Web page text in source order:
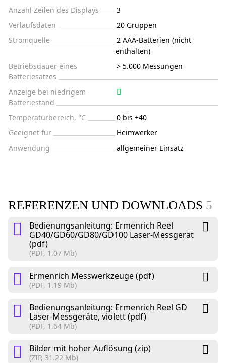
Anzahl Zeilen des Displays
3
Verlaufsdaten
20 Gruppen
Stromquelle
2 AAA-Batterien (nicht
enthalten)
Betriebsdauer eines
Batteriesatzes
> 5.000 Messungen
Anzeige bei niedrigem
Batteriestand
Temperaturbereich, °C
0 bis +40
Geeignet für
Heimwerker
Anwendung
allgemeiner Einsatz
REFERENZEN UND DOWNLOADS 5
Bedienungsanleitung: Ermenrich Reel
GD40/GD60/GD80/GD100 Laser-Messgerät
(pdf)
(PDF, 1.07 Mb)
Ermenrich Messwerkzeuge (pdf)
(PDF, 1.19 Mb)
Bedienungsanleitung: Ermenrich Reel GD
Laser-Messgeräte, violett (pdf)
(PDF, 1.64 Mb)
Bilder mit hoher Auflösung (zip)
(ZIP, 31.22 Mb)